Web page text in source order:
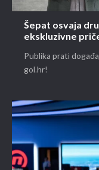
Šepat osvaja
ekskluzivne
Publika prati
gol.hr!